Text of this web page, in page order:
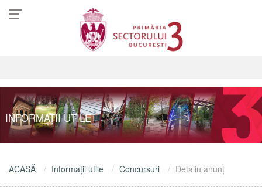
INFORMAŢII UTILE
ACASĂ Informaţii utile Concursuri Detaliu anunţ